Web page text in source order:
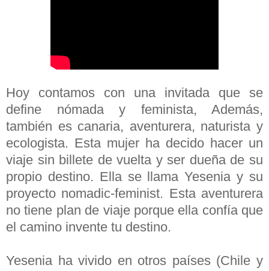
Hoy contamos con una invitada que se
define nómada y feminista, Además,
también es canaria, aventurera, naturista y
ecologista. Esta mujer ha decido hacer un
viaje sin billete de vuelta y ser dueña de su
propio destino. Ella se llama Yesenia y su
proyecto nomadic-feminist. Esta aventurera
no tiene plan de viaje porque ella confía que
el camino invente tu destino.
Yesenia ha vivido en otros países (Chile y